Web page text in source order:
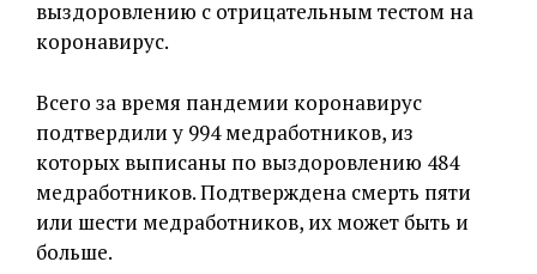
выздоровлению с отрицательным тестом на
коронавирус.
Всего за время пандемии коронавирус
подтвердили у 994 медработников, из
которых выписаны по выздоровлению 484
медработников. Подтверждена смерть пяти
или шести медработников, их может быть и
больше.